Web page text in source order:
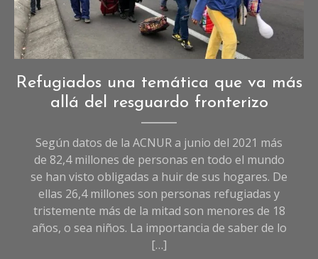
Opinión
Refugiados una temática que va más
allá del resguardo fronterizo
Según datos de la ACNUR a junio del 2021 más
de 82,4 millones de personas en todo el mundo
se han visto obligadas a huir de sus hogares. De
ellas 26,4 millones son personas refugiadas y
tristemente más de la mitad son menores de 18
años, o sea niños. La importancia de saber de lo
[…]